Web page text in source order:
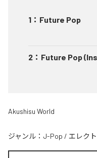
1 ： Future Pop
2 ： Future Pop
Akushisu World
ジャンル： J-Pop / エレク